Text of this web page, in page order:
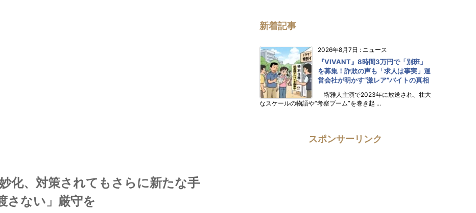
化、対策されてもさらに新たな手
さない」厳守を
新着記事
2026年8月7日 : ニュース
『VIVANT』8時間3万円で「別班」
を募集！詐欺の声も「求人は事実」運
営会社が明かす“激レア”バイトの真相
堺雅人主演で2023年に放送され、壮大
なスケールの物語や“考察ブーム”を巻き起 ...
スポンサーリンク